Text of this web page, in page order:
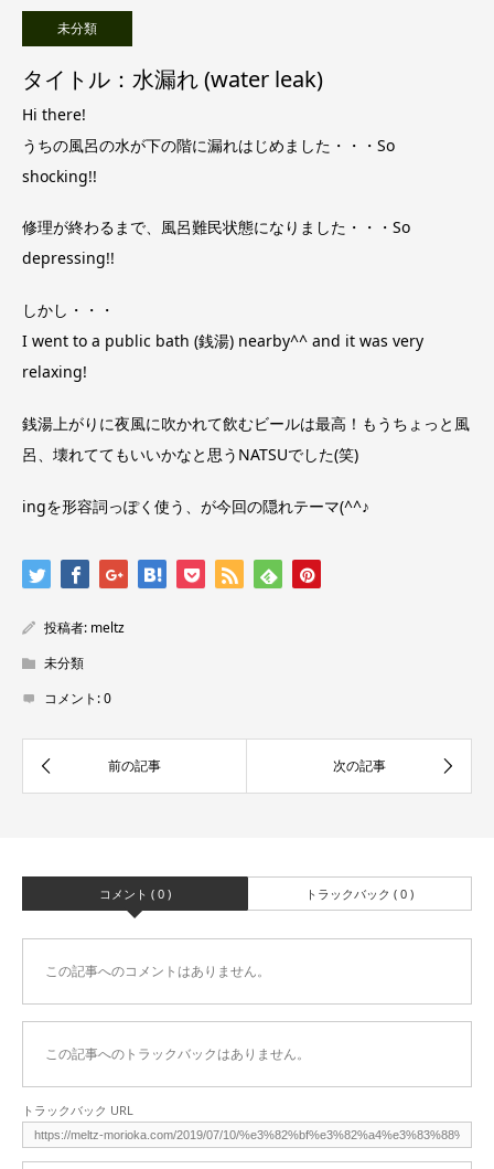
未分類
タイトル：水漏れ (water leak)
Hi there!
うちの風呂の水が下の階に漏れはじめました・・・So
shocking!!
修理が終わるまで、風呂難民状態になりました・・・So
depressing!!
しかし・・・
I went to a public bath (銭湯) nearby^^ and it was very
relaxing!
銭湯上がりに夜風に吹かれて飲むビールは最高！もうちょっと風
呂、壊れててもいいかなと思うNATSUでした(笑)
ingを形容詞っぽく使う、が今回の隠れテーマ(^^♪
投稿者: meltz
未分類
コメント:0
コメント ( 0 ) トラックバック ( 0 )
この記事へのコメントはありません。
この記事へのトラックバックはありません。
トラックバック URL